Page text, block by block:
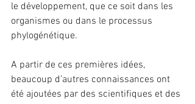
le développement, que ce soit dans les
organismes ou dans le processus
phylogénétique.
A partir de ces premières idées,
beaucoup d’autres connaissances ont
été ajoutées par des scientifiques et des